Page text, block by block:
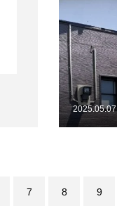
2025.05.07
7 8 9